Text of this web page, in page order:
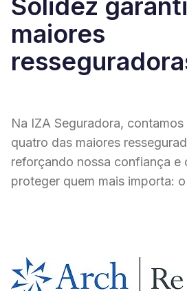
Solidez
maiores
Na IZA Seguradora,
quatro das maiores
reforçando nossa confiança e
proteger quem mais importa: